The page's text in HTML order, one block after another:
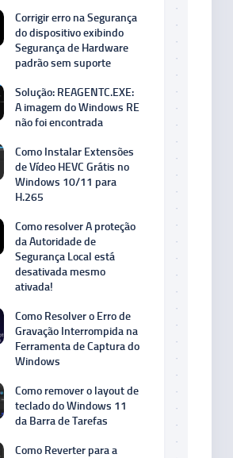
Corrigir erro na Segurança
do dispositivo exibindo
Segurança de Hardware
padrão sem suporte
Solução: REAGENTC.EXE:
A imagem do Windows RE
não foi encontrada
Como Instalar Extensões
de Vídeo HEVC Grátis no
Windows 10/11 para
H.265
Como resolver A proteção
da Autoridade de
Segurança Local está
desativada mesmo
ativada!
Como Resolver o Erro de
Gravação Interrompida na
Ferramenta de Captura do
Windows
Como remover o layout de
teclado do Windows 11
da Barra de Tarefas
Como Reverter para a